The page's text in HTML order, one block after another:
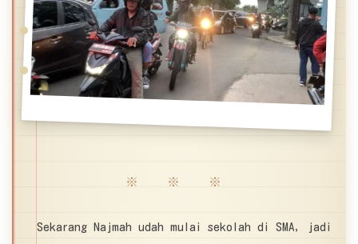
※ ※ ※
Sekarang Najmah udah mulai sekolah di SMA, jadi